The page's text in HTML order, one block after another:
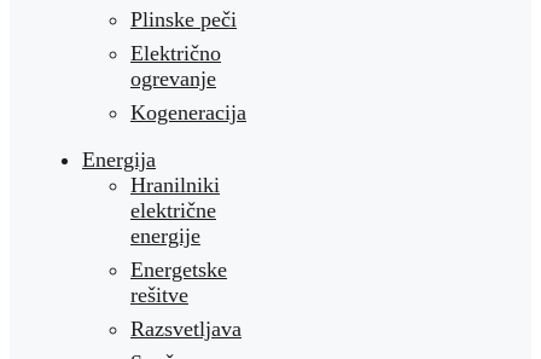
Plinske peči
Električno
ogrevanje
Kogeneracija
Energija
Hranilniki
električne
energije
Energetske
rešitve
Razsvetljava